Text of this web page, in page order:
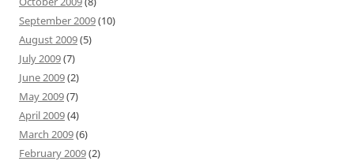
September 2009(10)
August 2009(5)
July 2009(7)
June 2009(2)
May 2009(7)
April 2009(4)
March 2009(6)
February 2009(2)